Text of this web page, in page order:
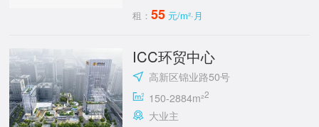
租：55 元/m²·月
ICC环贸中心
高新区锦业路50号
150-2884m²2
大业主